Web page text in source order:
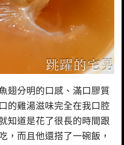
翅分明的口感、滿口膠質
的雞湯滋味完全在我口腔
知道是花了很長的時間跟
，而且他還搭了一碗飯，